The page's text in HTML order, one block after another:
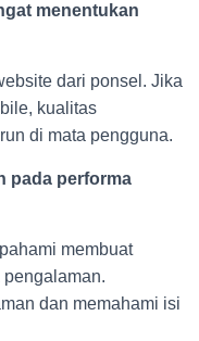
menentukan
dari ponsel. Jika
kualitas
di mata pengguna.
pada performa
membuat
dan memahami isi